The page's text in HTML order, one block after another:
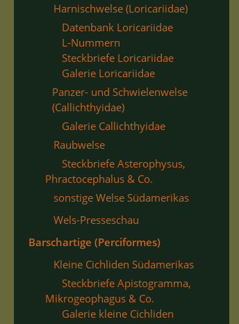
Harnischwelse (Loricariidae)
Datenbank Loricariidae
L-Nummern
Steckbriefe Loricariidae
Galerie Loricariidae
Panzer- und Schwielenwelse
(Callichthyidae)
Galerie Callichthyidae
Raubwelse
Steckbriefe Asterophysus,
Phractocephalus & Co.
sonstige Welse Südamerikas
Wels-Presseschau
Barschartige (Perciformes)
Kleine Cichliden Südamerikas
Steckbriefe Apistogramma,
Mikrogeophagus & Co.
Galerie kleine Cichliden